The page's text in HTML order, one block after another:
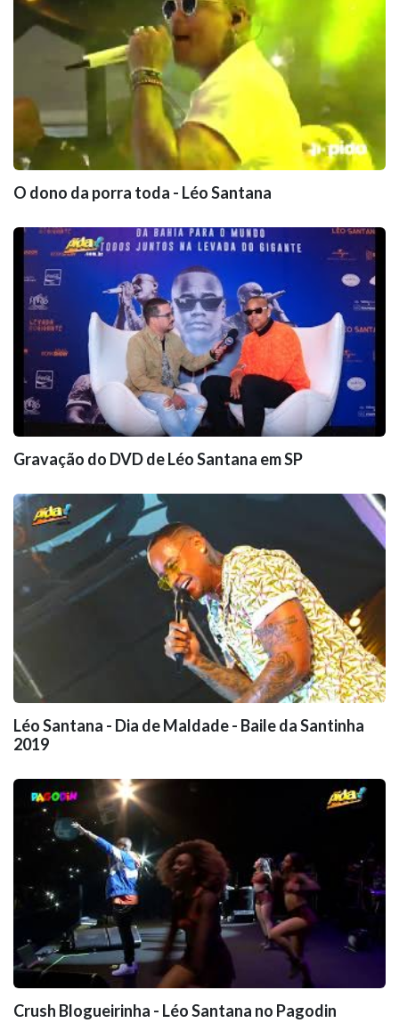
O dono da porra toda - Léo Santana
Gravação do DVD de Léo Santana em SP
Léo Santana - Dia de Maldade - Baile da Santinha
2019
Crush Blogueirinha - Léo Santana no Pagodin